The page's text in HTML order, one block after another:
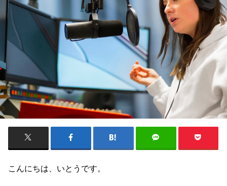
こんにちは、いとうです。